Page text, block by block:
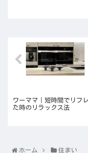
ワーママ｜短時間でリフ
た時のリラックス法
ホーム 住まい